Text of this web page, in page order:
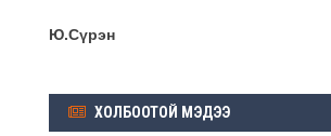
Ю.Сүрэн
ХОЛБООТОЙ МЭДЭЭ